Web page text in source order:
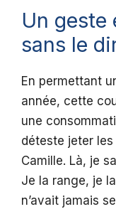
Un geste
sans le
En permettant
année, cette
une
déteste jeter
Camille. Là, je
Je la range, je
n’avait jamais